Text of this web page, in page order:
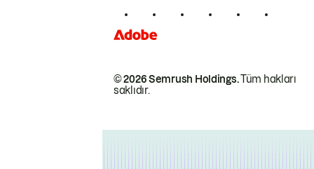
© 2026 Semrush Holdings.Tüm hakları
saklıdır.